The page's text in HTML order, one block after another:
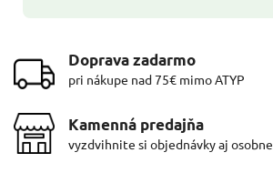
Doprava zadarmo
pri nákupe nad 75€ mimo ATYP
Kamenná predajňa
vyzdvihnite si objednávky aj osobne